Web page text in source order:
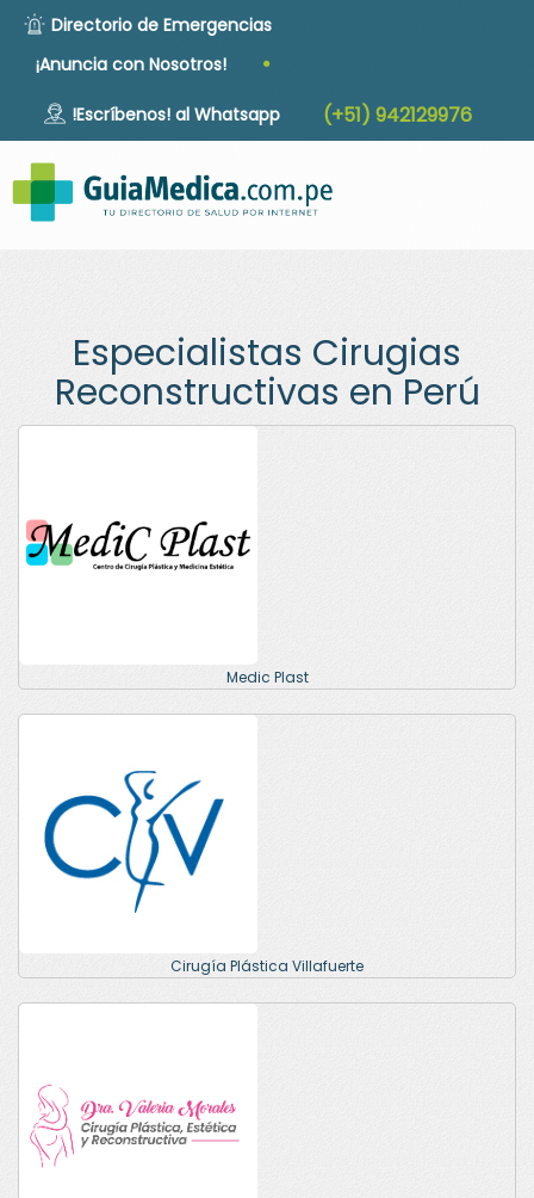
Directorio de Emergencias
¡Anuncia con Nosotros!
·
!Escríbenos! al Whatsapp (+51) 942129976
Especialistas Cirugias
Reconstructivas en Perú
Medic Plast
Cirugía Plástica Villafuerte